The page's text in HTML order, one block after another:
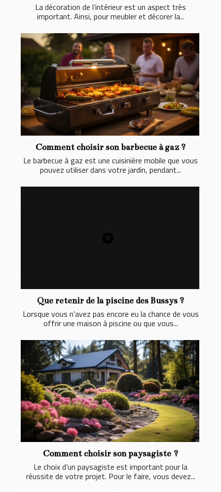
La décoration de l’intérieur est un aspect très
important. Ainsi, pour meubler et décorer la...
Comment choisir son barbecue à gaz ?
Le barbecue à gaz est une cuisinière mobile que vous
pouvez utiliser dans votre jardin, pendant...
Que retenir de la piscine des Bussys ?
Lorsque vous n'avez pas encore eu la chance de vous
offrir une maison à piscine ou que vous...
Comment choisir son paysagiste ?
Le choix d’un paysagiste est important pour la
réussite de votre projet. Pour le faire, vous devez...